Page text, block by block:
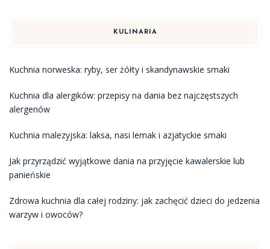
KULINARIA
Kuchnia norweska: ryby, ser żółty i skandynawskie smaki
Kuchnia dla alergików: przepisy na dania bez najczęstszych
alergenów
Kuchnia malezyjska: laksa, nasi lemak i azjatyckie smaki
Jak przyrządzić wyjątkowe dania na przyjęcie kawalerskie lub
panieńskie
Zdrowa kuchnia dla całej rodziny: jak zachęcić dzieci do jedzenia
warzyw i owoców?